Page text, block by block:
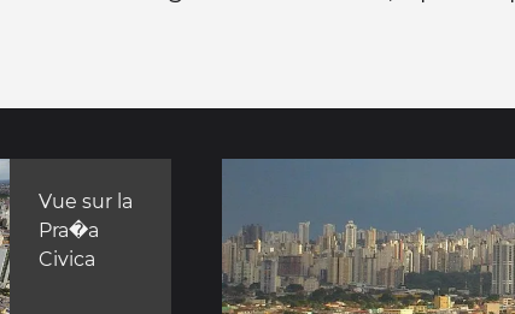
Vue sur la
Pra�a
Civica